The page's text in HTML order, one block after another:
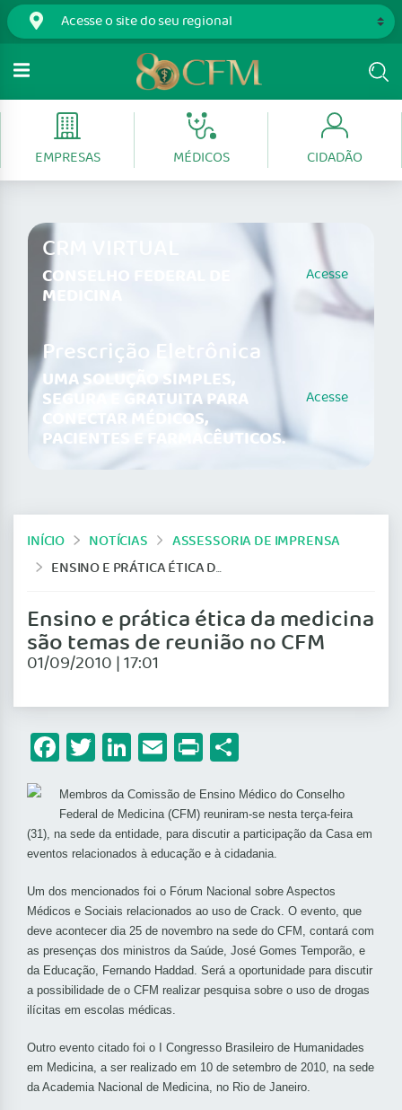
EMPRESAS MÉDICOS CIDADÃO
CRM VIRTUAL
CONSELHO FEDERAL DE
MEDICINA
Acesse
Prescrição Eletrônica
UMA SOLUÇÃO SIMPLES,
SEGURA E GRATUITA PARA
CONECTAR MÉDICOS,
PACIENTES E FARMACÊUTICOS.
Acesse
INÍCIO NOTÍCIAS
ASSESSORIA DE IMPRENSA
ENSINO E PRÁTICA ÉTICA DA MEDICINA SÃO TEMAS DE REUNIÃO NO CFM
Ensino e prática ética da medicina
são temas de reunião no CFM
01/09/2010 | 17:01
Facebook
Twitter
LinkedIn
Email
Print
Membros da Comissão de Ensino Médico do Conselho
Federal de Medicina (CFM) reuniram-se nesta terça-feira
(31), na sede da entidade, para discutir a participação da Casa em
eventos relacionados à educação e à cidadania.
Um dos mencionados foi o Fórum Nacional sobre Aspectos
Médicos e Sociais relacionados ao uso de Crack. O evento, que
deve acontecer dia 25 de novembro na sede do CFM, contará com
as presenças dos ministros da Saúde, José Gomes Temporão, e
da Educação, Fernando Haddad. Será a oportunidade para discutir
a possibilidade de o CFM realizar pesquisa sobre o uso de drogas
ilícitas em escolas médicas.
Outro evento citado foi o I Congresso Brasileiro de Humanidades
em Medicina, a ser realizado em 10 de setembro de 2010, na sede
da Academia Nacional de Medicina, no Rio de Janeiro.